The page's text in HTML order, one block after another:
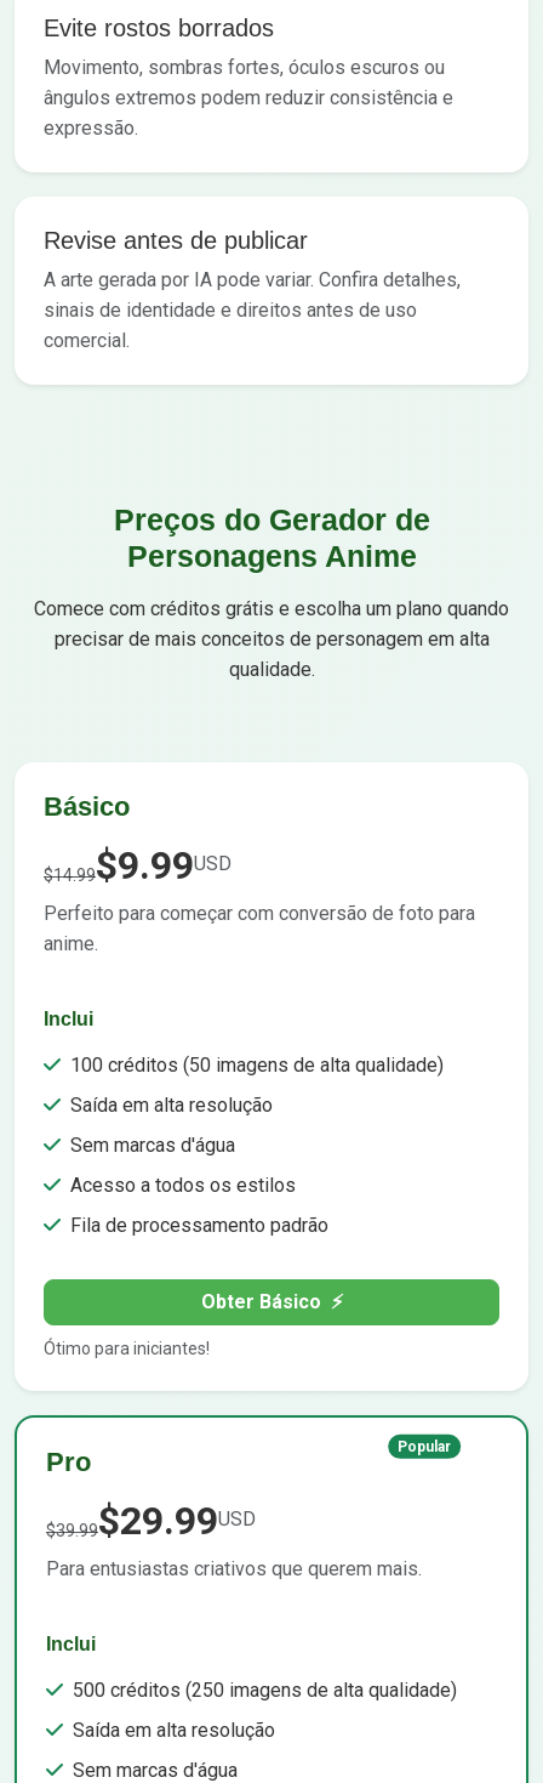
Evite rostos borrados
Movimento, sombras fortes, óculos escuros ou
ângulos extremos podem reduzir consistência e
expressão.
Revise antes de publicar
A arte gerada por IA pode variar. Confira detalhes,
sinais de identidade e direitos antes de uso
comercial.
Preços do Gerador de
Personagens Anime
Comece com créditos grátis e escolha um plano quando
precisar de mais conceitos de personagem em alta
qualidade.
Básico
$14.99$9.99USD
Perfeito para começar com conversão de foto para
anime.
Inclui
100 créditos (50 imagens de alta qualidade)
Saída em alta resolução
Sem marcas d'água
Acesso a todos os estilos
Fila de processamento padrão
Obter Básico ⚡
Ótimo para iniciantes!
Popular
Pro
$39.99$29.99USD
Para entusiastas criativos que querem mais.
Inclui
500 créditos (250 imagens de alta qualidade)
Saída em alta resolução
Sem marcas d'água